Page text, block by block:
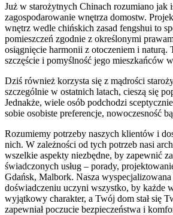
Już w starożytnych Chinach rozumiano jak
zagospodarowanie wnętrza domostw.
wnętrz wedle chińskich zasad fengshui to
pomieszczeń zgodnie z określonymi
osiągnięcie harmonii z otoczeniem i naturą.
szczęście i pomyślność jego mieszkańców
Dziś również korzysta się z mądrości
szczególnie w ostatnich latach, cieszą się
Jednakże, wiele osób podchodzi
sobie osobiste preferencje, nowoczesność
Rozumiemy potrzeby naszych klientów i
nich. W zależności od tych potrzeb nasi
wszelkie aspekty niezbędne, by zapewnić
świadczonych usług – porady,
Gdańsk, Malbork. Nasza
doświadczeniu uczyni wszystko, by każde
wyjątkowy charakter, a Twój dom stał się
zapewniał poczucie bezpieczeństwa i